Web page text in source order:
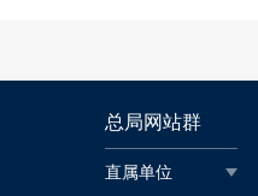
总局网站群
直属单位